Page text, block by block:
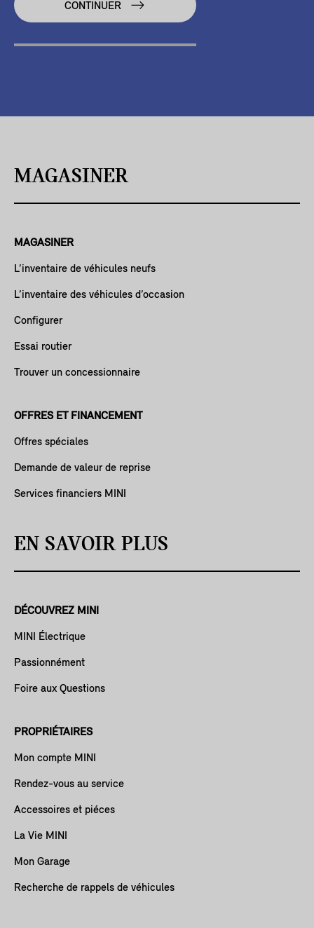
CONTINUER
MAGASINER
MAGASINER
L’inventaire de véhicules neufs
L’inventaire des véhicules d’occasion
Configurer
Essai routier
Trouver un concessionnaire
OFFRES ET FINANCEMENT
Offres spéciales
Demande de valeur de reprise
Services financiers MINI
EN SAVOIR PLUS
DÉCOUVREZ MINI
MINI Électrique
Passionnément
Foire aux Questions
PROPRIÉTAIRES
Mon compte MINI
Rendez-vous au service
Accessoires et piéces
La Vie MINI
Mon Garage
Recherche de rappels de véhicules